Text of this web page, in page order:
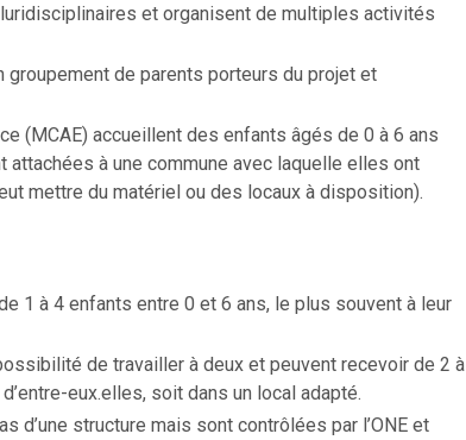
et organisent de multiples activités
de parents porteurs du projet et
(MCAE) accueillent des enfants âgés de 0 à 6 ans
à une commune avec laquelle elles ont
mettre du matériel ou des locaux à disposition).
1 à 4 enfants entre 0 et 6 ans, le plus souvent à leur
de travailler à deux et peuvent recevoir de 2 à
eux.elles, soit dans un local adapté.
d’une structure mais sont contrôlées par l’ONE et